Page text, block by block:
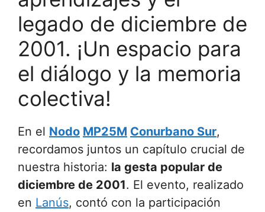
legado de diciembre de
2001. ¡Un espacio para
el diálogo y la memoria
colectiva!
En el Nodo MP25M Conurbano Sur,
recordamos juntos un capítulo crucial de
nuestra historia: la gesta popular de
diciembre de 2001. El evento, realizado
en Lanús, contó con la participación